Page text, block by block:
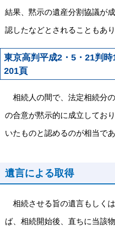
結果、黙示の遺産分割協議が
認したなどとされることもあり
東京高判平成2 ・ 5 ・ 21判時
201頁
相続人の間で、法定相続分
の合意が黙示的に成立してお
いたものと認めるのが相当であ
遺言による取得
相続させる旨の遺言もしく
ば、相続開始後、直ちに当該